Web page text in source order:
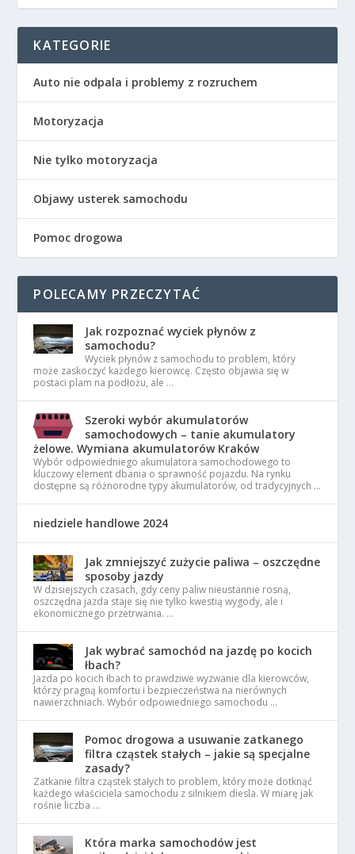
KATEGORIE
Auto nie odpala i problemy z rozruchem
Motoryzacja
Nie tylko motoryzacja
Objawy usterek samochodu
Pomoc drogowa
POLECAMY PRZECZYTAĆ
Jak rozpoznać wyciek płynów z
samochodu?
Wyciek płynów z samochodu to problem, który
może zaskoczyć każdego kierowcę. Często objawia się w
postaci plam na podłożu, ale …
Szeroki wybór akumulatorów
samochodowych – tanie akumulatory
żelowe. Wymiana akumulatorów Kraków
Wybór odpowiedniego akumulatora samochodowego to
kluczowy element dbania o sprawność pojazdu. Na rynku
dostępne są różnorodne typy akumulatorów, od tradycyjnych …
niedziele handlowe 2024
Jak zmniejszyć zużycie paliwa – oszczędne
sposoby jazdy
W dzisiejszych czasach, gdy ceny paliw nieustannie rosną,
oszczędna jazda staje się nie tylko kwestią wygody, ale i
ekonomicznego przetrwania. …
Jak wybrać samochód na jazdę po kocich
łbach?
Jazda po kocich łbach to prawdziwe wyzwanie dla kierowców,
którzy pragną komfortu i bezpieczeństwa na nierównych
nawierzchniach. Wybór odpowiedniego samochodu …
Pomoc drogowa a usuwanie zatkanego
filtra cząstek stałych – jakie są specjalne
zasady?
Zatkanie filtra cząstek stałych to problem, który może dotknąć
każdego właściciela samochodu z silnikiem diesla. W miarę jak
rośnie liczba …
Która marka samochodów jest